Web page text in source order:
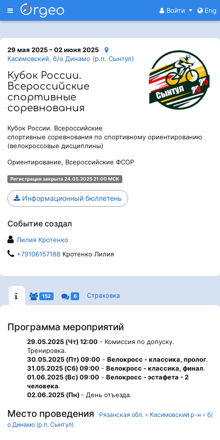
Меню Войти Eng
29 мая 2025 – 02 июня 2025
Касимовский, б/о Динамо (р.п. Сынтул)
Кубок России.
Всероссийские
спортивные
соревнования
Кубок России. Всероссийские
спортивные соревнования по спортивному ориентированию
(велокроссовые дисциплины)
Ориентирование, Всероссийские ФСОР
Регистрация закрыта 24.05.2025 21:00 МСК
Информационный бюллетень
Событие создал
Лилия Кротенко
+79106157188 Кротенко Лилия
152 6 Страховка
Программа мероприятий
29.05.2025 (Чт) 12:00 - Комиссия по допуску.
Тренировка.
30.05.2025 (Пт) 09:00 - Велокросс - классика, пролог.
31.05.2025 (Сб) 09:00 - Велокросс - классика, финал.
01.06.2025 (Вс) 09:00 - Велокросс - эстафета - 2
человека.
02.06.2025 (Пн) - День отъезда.
Место проведения Рязанская обл. » Касимовский р-н » б/
о Динамо (р.п. Сынтул)